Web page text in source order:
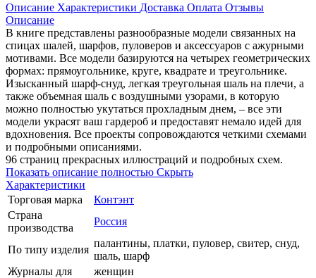
Описание Характеристики Доставка Оплата Отзывы
Описание
В книге представлены разнообразные модели связанных на
спицах шалей, шарфов, пуловеров и аксессуаров с ажурными
мотивами. Все модели базируются на четырех геометрических
формах: прямоугольнике, круге, квадрате и треугольнике.
Изысканный шарф-снуд, легкая треугольная шаль на плечи, а
также объемная шаль с воздушными узорами, в которую
можно полностью укутаться прохладным днем, – все эти
модели украсят ваш гардероб и предоставят немало идей для
вдохновения. Все проекты сопровождаются четкими схемами
и подробными описаниями.
96 страниц прекрасных иллюстраций и подробных схем.
Показать описание полностью Скрыть
Характеристики
Торговая марка
Контэнт
Страна
производства
Россия
По типу изделия
палантины, платки, пуловер, свитер, снуд,
шаль, шарф
Журналы для
женщин